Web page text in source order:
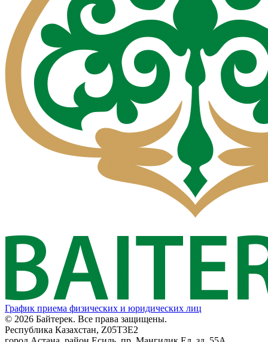
График приема физических и юридических лиц
© 2026 Байтерек. Все права защищены.
Республика Казахстан, Z05T3E2